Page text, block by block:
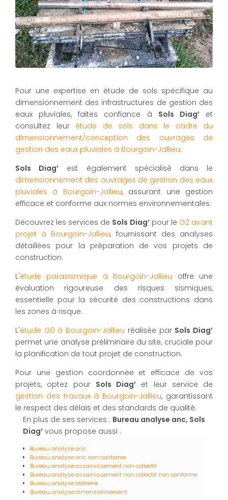
Pour une expertise en étude de sols spécifique au
dimensionnement des infrastructures de gestion des
eaux pluviales, faites confiance à Sols Diag’et
consultez leur étude de sols dans le cadre du
dimensionnement/conception des ouvrages de
gestion des eaux pluviales à Bourgoin-Jallieu.
Sols Diag’ est également spécialisé dans le
dimensionnement des ouvrages de gestion des eaux
pluviales à Bourgoin-Jallieu, assurant une gestion
efficace et conforme aux normes environnementales.
Découvrez les services de Sols Diag’pour le G2 avant
projet à Bourgoin-Jallieu, fournissant des analyses
détaillées pour la préparation de vos projets de
construction.
L'étude parasismique à Bourgoin-Jallieu offre une
évaluation rigoureuse des risques sismiques,
essentielle pour la sécurité des constructions dans
les zones à risque.
L'étude G0 à Bourgoin-Jallieu réalisée par Sols Diag’
permet une analyse préliminaire du site, cruciale pour
la planification de tout projet de construction.
Pour une gestion coordonnée et efficace de vos
projets, optez pour Sols Diag’ et leur service de
gestion des travaux à Bourgoin-Jallieu, garantissant
le respect des délais et des standards de qualité.
En plus de ses services : Bureau analyse anc, Sols
Diag’ vous propose aussi :
Bureau analyse anc
Bureau analyse anc non conforme
Bureau analyse assainissement non collectif
Bureau analyse assainissement non collectif non conforme
Bureau analyse biotretre
Bureau analyse dimensionnement